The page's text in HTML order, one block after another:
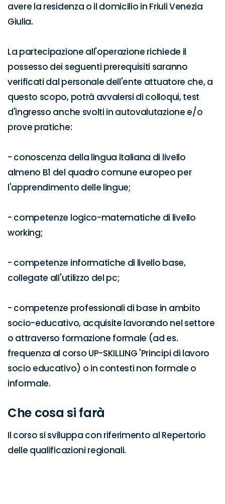
avere la residenza o il domicilio in Friuli Venezia
Giulia.
La partecipazione all'operazione richiede il
possesso dei seguenti prerequisiti saranno
verificati dal personale dell'ente attuatore che, a
questo scopo, potrà avvalersi di colloqui, test
d'ingresso anche svolti in autovalutazione e/o
prove pratiche:
- conoscenza della lingua italiana di livello
almeno B1 del quadro comune europeo per
l'apprendimento delle lingue;
- competenze logico-matematiche di livello
working;
- competenze informatiche di livello base,
collegate all'utilizzo del pc;
- competenze professionali di base in ambito
socio-educativo, acquisite lavorando nel settore
o attraverso formazione formale (ad es.
frequenza al corso UP-SKILLING 'Principi di lavoro
socio educativo) o in contesti non formale o
informale.
Che cosa si farà
Il corso si sviluppa con riferimento al Repertorio
delle qualificazioni regionali.